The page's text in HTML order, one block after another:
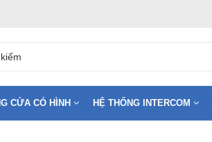
CỬA CÓ HÌNH HỆ THỐNG INTERCOM